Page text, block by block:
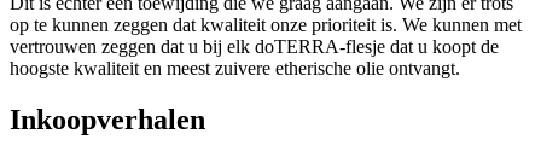
op te kunnen zeggen dat kwaliteit onze prioriteit is. We kunnen met
vertrouwen zeggen dat u bij elk doTERRA-flesje dat u koopt de
hoogste kwaliteit en meest zuivere etherische olie ontvangt.
Inkoopverhalen